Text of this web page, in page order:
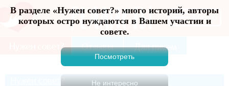
В разделе «Нужен совет?» много историй, авторы
которых остро нуждаются в Вашем участии и
совете.
Меню
Нужен совет?